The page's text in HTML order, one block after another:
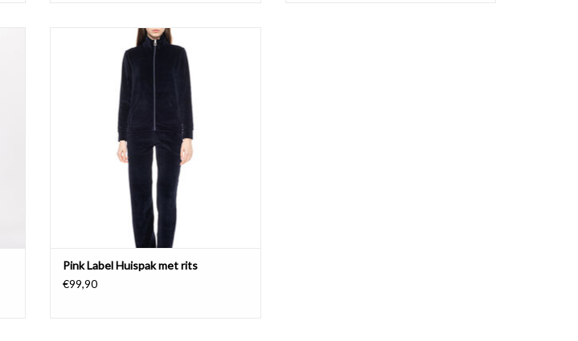
Huispak met rits en zakken in de vest en
broek.
80% katoen, 20% polyester
TOEVOEGEN AAN WINKELWAGEN
Pink Label Huispak met rits
€99,90